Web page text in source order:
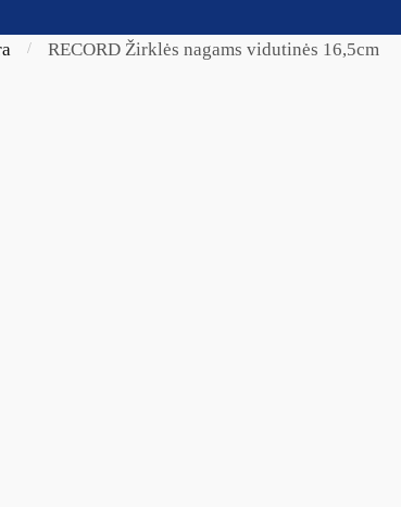
/ RECORD Žirklės nagams vidutinės 16,5cm